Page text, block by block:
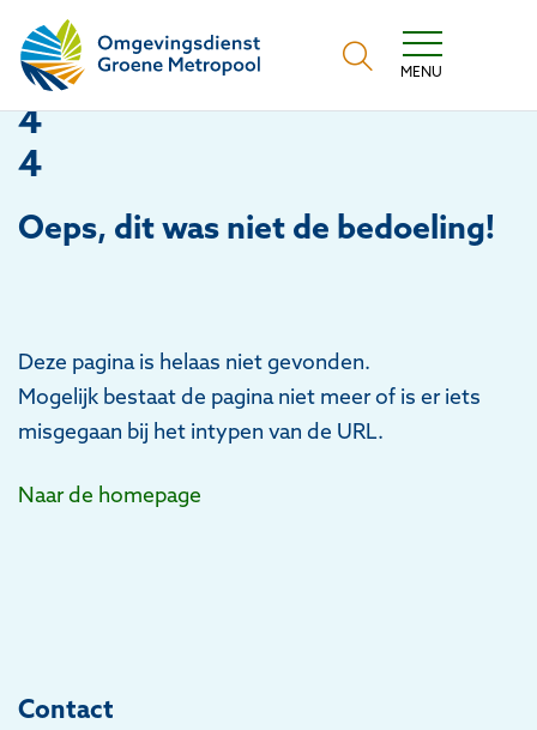
Omgevingsdienst Groene Metropool
MENU
4
4
Oeps, dit was niet de bedoeling!
Deze pagina is helaas niet gevonden.
Mogelijk bestaat de pagina niet meer of is er iets
misgegaan bij het intypen van de URL.
Naar de homepage
Contact